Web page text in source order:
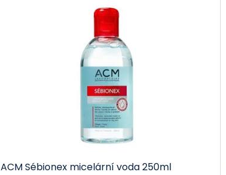
ACM Sébionex micelární voda 250ml